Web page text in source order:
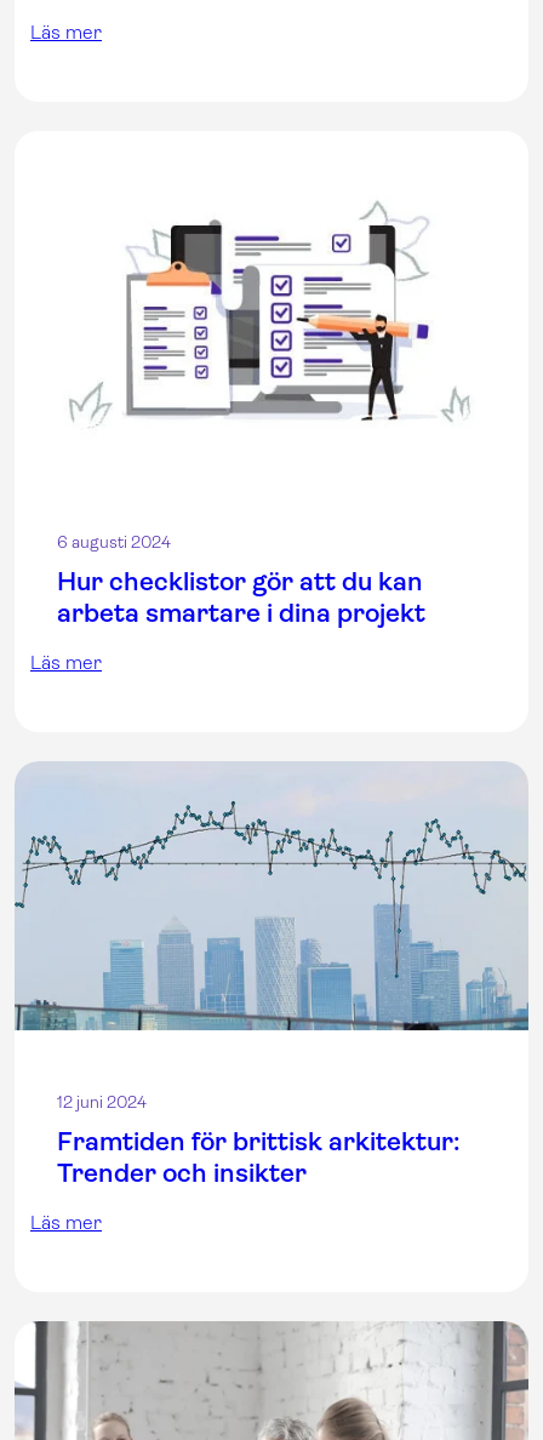
Läs mer
6 augusti 2024
Hur checklistor gör att du kan
arbeta smartare i dina projekt
Läs mer
12 juni 2024
Framtiden för brittisk arkitektur:
Trender och insikter
Läs mer